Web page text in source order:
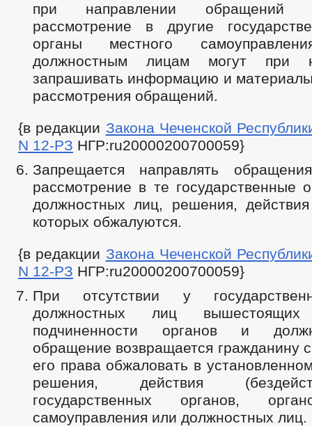
при направлении обращений
рассмотрение в другие
органы местного
должностным лицам могут при
запрашивать информацию и материалы
рассмотрения обращений.
{в редакции Закона Чеченской
N 12-РЗ НГР:ru20000200700059}
Запрещается направлять
рассмотрение в те государственные
должностных лиц, решения, действия
которых обжалуются.
{в редакции Закона Чеченской
N 12-РЗ НГР:ru20000200700059}
При отсутствии у
должностных лиц
подчиненности органов и
обращение возвращается гражданину
его права обжаловать в
решения, действия
государственных органов,
самоуправления или должностных лиц.